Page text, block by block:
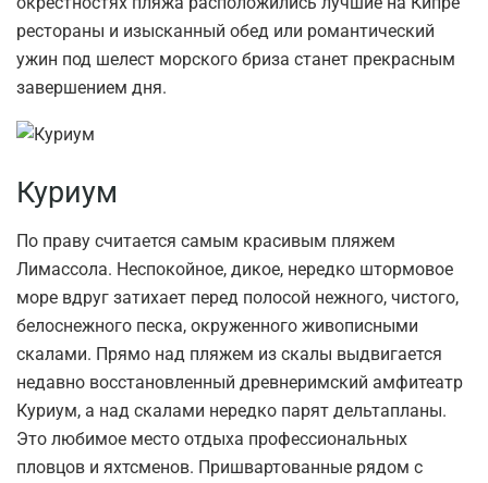
рестораны и изысканный обед или романтический
ужин под шелест морского бриза станет прекрасным
завершением дня.
Куриум
По праву считается самым красивым пляжем
Лимассола. Неспокойное, дикое, нередко штормовое
море вдруг затихает перед полосой нежного, чистого,
белоснежного песка, окруженного живописными
скалами. Прямо над пляжем из скалы выдвигается
недавно восстановленный древнеримский амфитеатр
Куриум, а над скалами нередко парят дельтапланы.
Это любимое место отдыха профессиональных
пловцов и яхтсменов. Пришвартованные рядом с